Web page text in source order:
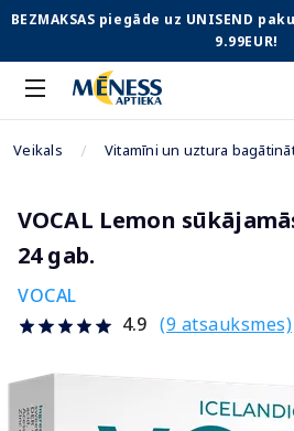
BEZMAKSAS piegāde uz UNISEND
9.99EUR!
Veikals Vitamīni un uztura
VOCAL Lemon
24 gab.
VOCAL
4.9 (9 atsauksmes)